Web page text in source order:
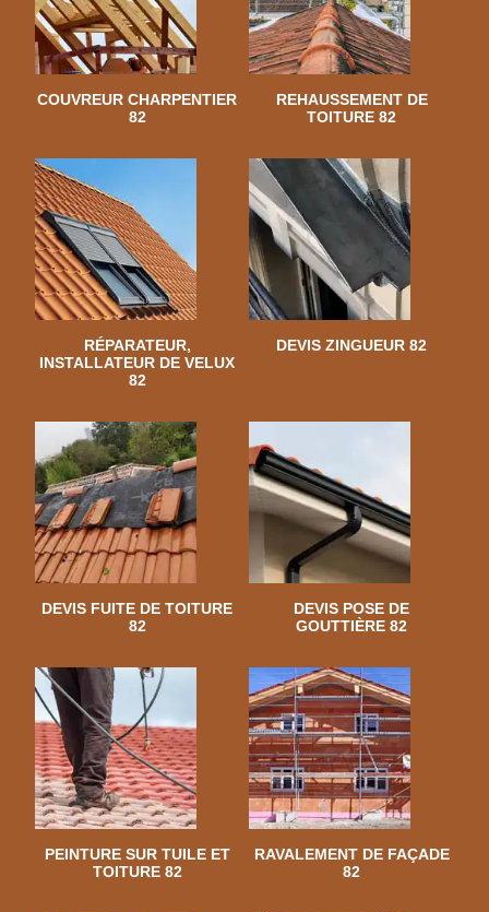
COUVREUR CHARPENTIER
82
REHAUSSEMENT DE
TOITURE 82
RÉPARATEUR,
INSTALLATEUR DE VELUX
82
DEVIS ZINGUEUR 82
DEVIS FUITE DE TOITURE
82
DEVIS POSE DE
GOUTTIÈRE 82
PEINTURE SUR TUILE ET
TOITURE 82
RAVALEMENT DE FAÇADE
82